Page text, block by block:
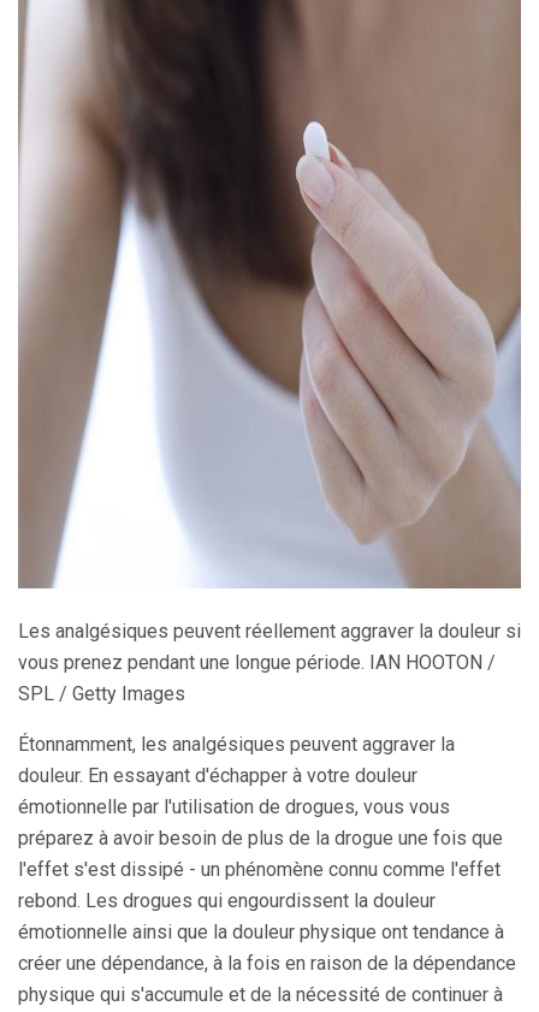
ad
Les analgésiques peuvent réellement aggraver la douleur si
vous prenez pendant une longue période. IAN HOOTON /
SPL / Getty Images
Étonnamment, les analgésiques peuvent aggraver la
douleur. En essayant d'échapper à votre douleur
émotionnelle par l'utilisation de drogues, vous vous
préparez à avoir besoin de plus de la drogue une fois que
l'effet s'est dissipé - un phénomène connu comme l'effet
rebond. Les drogues qui engourdissent la douleur
émotionnelle ainsi que la douleur physique ont tendance à
créer une dépendance, à la fois en raison de la dépendance
physique qui s'accumule et de la nécessité de continuer à